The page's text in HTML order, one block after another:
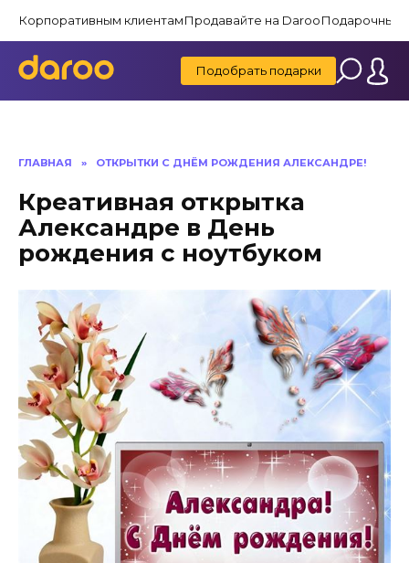
содержанию
Корпоративным клиентамПродавайте на DarooПодарочные
Подобрать подарки
ГЛАВНАЯ » ОТКРЫТКИ С ДНЁМ РОЖДЕНИЯ АЛЕКСАНДРЕ!
Креативная открытка
Александре в День
рождения с ноутбуком